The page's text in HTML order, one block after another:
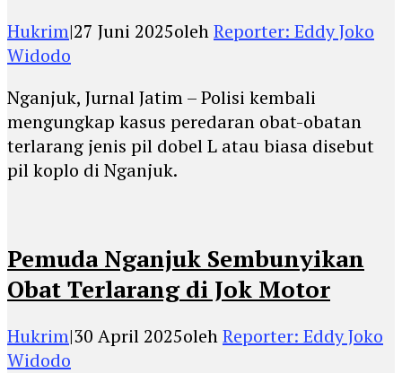
Hukrim|27 Juni 2025olehReporter: Eddy Joko
Widodo
Nganjuk, Jurnal Jatim – Polisi kembali
mengungkap kasus peredaran obat-obatan
terlarang jenis pil dobel L atau biasa disebut
pil koplo di Nganjuk.
Pemuda Nganjuk Sembunyikan
Obat Terlarang di Jok Motor
Hukrim|30 April 2025olehReporter: Eddy Joko
Widodo